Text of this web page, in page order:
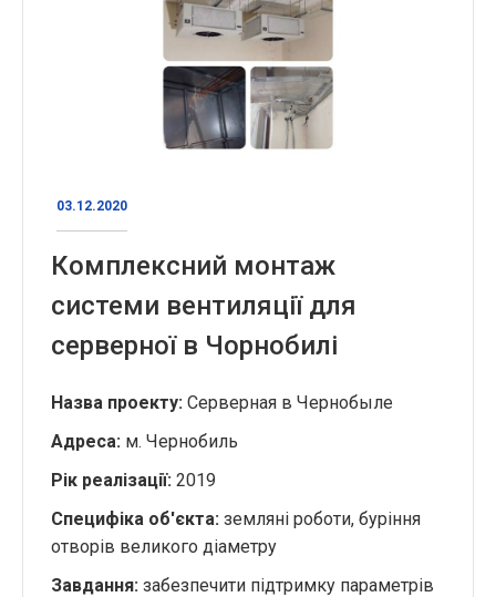
03.12.2020
Комплексний монтаж
системи вентиляції для
серверної в Чорнобилі
Назва проекту: Серверная в Чернобыле
Адреса: м. Чернобиль
Рік реалізації: 2019
Специфіка об'єкта: земляні роботи, буріння
отворів великого діаметру
Завдання: забезпечити підтримку параметрів